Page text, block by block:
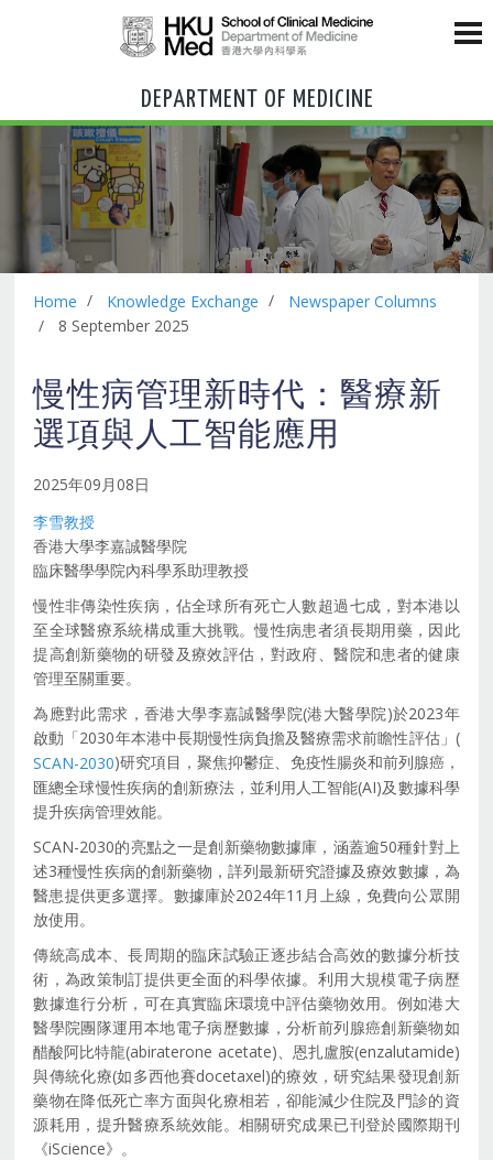
DEPARTMENT OF MEDICINE
Home Knowledge Exchange
Newspaper Columns
8 September 2025
慢性病管理新時代：醫療新
選項與人工智能應用
2025年09月08日
李雪教授
香港大學李嘉誠醫學院
臨床醫學學院內科學系助理教授
慢性非傳染性疾病，佔全球所有死亡人數超過七成，對本港以
至全球醫療系統構成重大挑戰。慢性病患者須長期用藥，因此
提高創新藥物的研發及療效評估，對政府、醫院和患者的健康
管理至關重要。
為應對此需求，香港大學李嘉誠醫學院(港大醫學院)於2023年
啟動「2030年本港中長期慢性病負擔及醫療需求前瞻性評估」(
SCAN-2030)研究項目，聚焦抑鬱症、免疫性腸炎和前列腺癌，
匯總全球慢性疾病的創新療法，並利用人工智能(AI)及數據科學
提升疾病管理效能。
SCAN-2030的亮點之一是創新藥物數據庫，涵蓋逾50種針對上
述3種慢性疾病的創新藥物，詳列最新研究證據及療效數據，為
醫患提供更多選擇。數據庫於2024年11月上線，免費向公眾開
放使用。
傳統高成本、長周期的臨床試驗正逐步結合高效的數據分析技
術，為政策制訂提供更全面的科學依據。利用大規模電子病歷
數據進行分析，可在真實臨床環境中評估藥物效用。例如港大
醫學院團隊運用本地電子病歷數據，分析前列腺癌創新藥物如
醋酸阿比特龍(abiraterone acetate)、恩扎盧胺(enzalutamide)
與傳統化療(如多西他賽docetaxel)的療效，研究結果發現創新
藥物在降低死亡率方面與化療相若，卻能減少住院及門診的資
源耗用，提升醫療系統效能。相關研究成果已刊登於國際期刊
《iScience》。